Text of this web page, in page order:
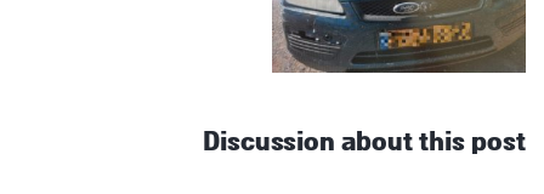
Discussion about this post